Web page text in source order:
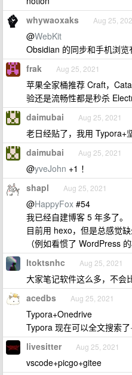
whywaoxaks Aug 25,
@WebKit
Obsidian 的同步和手机浏
frak Aug 25, 2021
苹果全家桶推荐 Craft，
验还是流畅性都是秒杀
daimubai Aug 25, 2021
老日经贴了，我用 Typora+
daimubai Aug 25, 2021
@yveJohn +1 ！
shapl Aug 25, 2021
@HappyFox #54
我已经自建博客 5 年多了。
目前用 hexo，但是总感觉
（例如看惯了 WordPress
Itoktsnhc Aug 25, 2021
大家笔记软件这么多，不会
acedbs Aug 25, 2021
Typora+Onedrive
Typora 现在可以全文搜索了·
livesitter Aug 25, 2021
vscode+picgo+gitee